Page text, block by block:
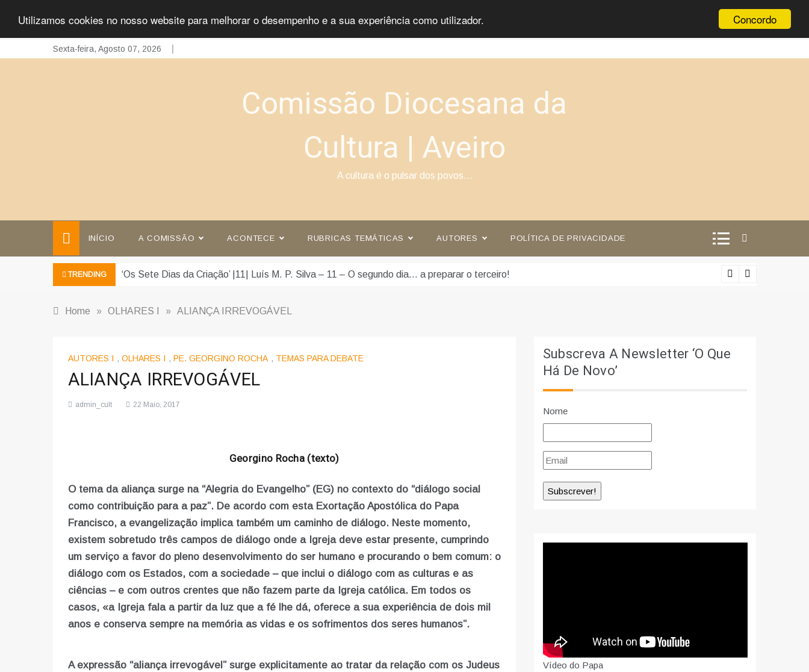
Concordo
Utilizamos cookies no nosso website para melhorar o desempenho e a sua experiência como utilizador.
to
Sexta-feira, Agosto 07, 2026
Comissão Diocesana da
Cultura | Aveiro
A cultura é o pulsar dos povos…
INÍCIO A COMISSÃO ACONTECE RUBRICAS TEMÁTICAS AUTORES POLÍTICA DE PRIVACIDADE
TRENDING ‘Os Sete Dias da Criação’ |11| Luís M. P. Silva – 11 – O segundo dia… a preparar o terceiro!
Home » OLHARES I » ALIANÇA IRREVOGÁVEL
AUTORES I , OLHARES I , PE. GEORGINO ROCHA , TEMAS PARA DEBATE
ALIANÇA IRREVOGÁVEL
admin_cult 22 Maio, 2017
Georgino Rocha (texto)
O tema da aliança surge na “Alegria do Evangelho” (EG) no contexto do “diálogo social
como contribuição para a paz”. De acordo com esta Exortação Apostólica do Papa
Francisco, a evangelização implica também um caminho de diálogo. Neste momento,
existem sobretudo três campos de diálogo onde a Igreja deve estar presente, cumprindo
um serviço a favor do pleno desenvolvimento do ser humano e procurando o bem comum: o
diálogo com os Estados, com a sociedade – que inclui o diálogo com as culturas e as
ciências – e com outros crentes que não fazem parte da Igreja católica. Em todos os
casos, «a Igreja fala a partir da luz que a fé lhe dá, oferece a sua experiência de dois mil
anos e conserva sempre na memória as vidas e os sofrimentos dos seres humanos”.
A expressão “aliança irrevogável” surge explicitamente ao tratar da relação com os Judeus
Subscreva A Newsletter ‘O Que
Há De Novo’
Nome
Vídeo do Papa